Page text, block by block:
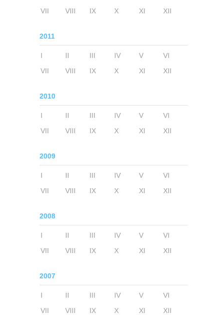
VII
VIII IX X XI XII
2011
I II III IV V
VI
VII
VIII IX X XI XII
2010
I II III IV V
VI
VII
VIII IX X XI XII
2009
I II III IV V
VI
VII
VIII IX X XI XII
2008
I II III IV V
VI
VII
VIII IX X XI XII
2007
I II III IV V
VI
VII
VIII IX X XI XII